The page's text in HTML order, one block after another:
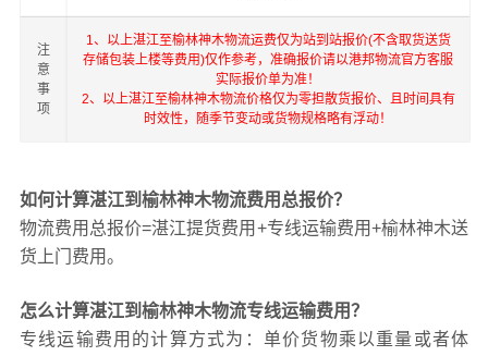
注
意
事
项
1、以上湛江至榆林神木物流运费仅为站到站报价(不含取货送货
存储包装上楼等费用)仅作参考，准确报价请以港邦物流官方客服
实际报价单为准！
2、以上湛江至榆林神木物流价格仅为零担散货报价、且时间具有
时效性，随季节变动或货物规格略有浮动！
如何计算湛江到榆林神木物流费用总报价？
物流费用总报价=湛江提货费用+专线运输费用+榆林神木送
货上门费用。
怎么计算湛江到榆林神木物流专线运输费用？
专线运输费用的计算方式为：单价货物乘以重量或者体